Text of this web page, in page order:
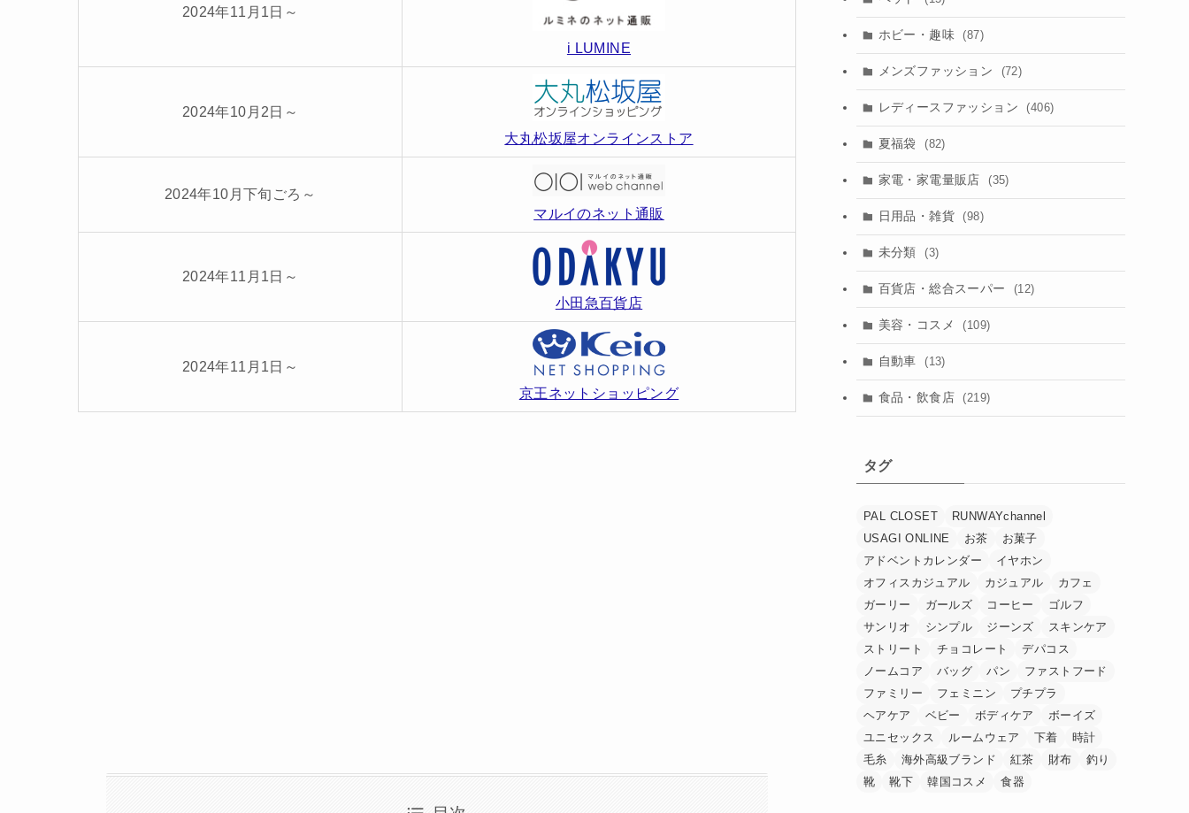
2024年11月1日～
i LUMINE
2024年10月2日～
大丸松坂屋オンラインストア
2024年10月下旬ごろ～
マルイのネット通販
2024年11月1日～
小田急百貨店
2024年11月1日～
京王ネットショッピング
ホビー・趣味 (87)
メンズファッション (72)
レディースファッション (406)
夏福袋 (82)
家電・家電量販店 (35)
日用品・雑貨 (98)
未分類 (3)
百貨店・総合スーパー (12)
美容・コスメ (109)
自動車 (13)
食品・飲食店 (219)
タグ
PAL CLOSET
RUNWAYchannel
USAGI ONLINE
お茶
お菓子
アドベントカレンダー
イヤホン
オフィスカジュアル
カジュアル
カフェ
ガーリー
ガールズ コーヒー
ゴルフ
サンリオ
シンプル ジーンズ
スキンケア
ストリート
チョコレート
デパコス
ノームコア
バッグ パン
ファストフード
ファミリー
フェミニン
プチプラ
ヘアケア
ベビー ボディケア
ボーイズ
ユニセックス
ルームウェア 下着
時計
毛糸
海外高級ブランド 紅茶 財布
釣り
靴
靴下 韓国コスメ 食器